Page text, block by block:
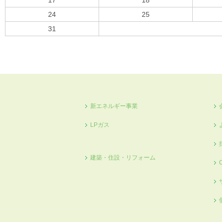
24
25
31
新エネルギー事業
LPガス
建築・住設・リフォーム